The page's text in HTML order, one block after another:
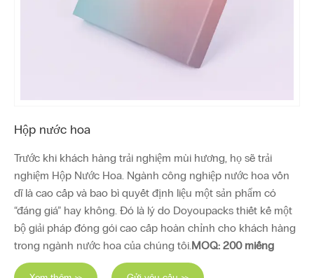
Hộp nước hoa
Trước khi khách hàng trải nghiệm mùi hương, họ sẽ trải
nghiệm Hộp Nước Hoa. Ngành công nghiệp nước hoa vốn
dĩ là cao cấp và bao bì quyết định liệu một sản phẩm có
“đáng giá” hay không. Đó là lý do Doyoupacks thiết kế một
bộ giải pháp đóng gói cao cấp hoàn chỉnh cho khách hàng
trong ngành nước hoa của chúng tôi. MOQ: 200 miếng